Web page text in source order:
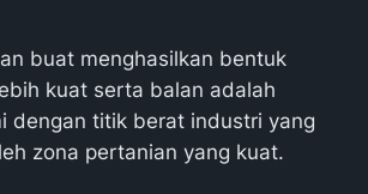
buat menghasilkan bentuk
kuat serta balan adalah
dengan titik berat industri yang
zona pertanian yang kuat.